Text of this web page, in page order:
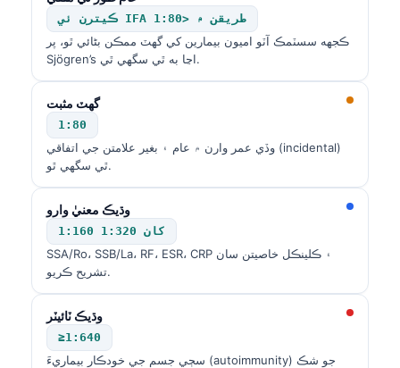
ڪيترن ئي IFA طريقن ۾ <1:80
ڪجهه سسٽمڪ آٽو اميون بيمارين کي گهٽ ممڪن بڻائي ٿو، پر
Sjögren’s اڃا به ٿي سگهي ٿي.
گهٽ مثبت
1:80
وڏي عمر وارن ۾ عام ۽ بغير علامتن جي اتفاقي (incidental)
ٿي سگهي ٿو.
وڌيڪ معنيٰ وارو
1:160 کان 1:320
SSA/Ro، SSB/La، RF، ESR، CRP ۽ ڪلينڪل خاصيتن سان
تشريح ڪريو.
وڌيڪ ٽائيٽر
≥1:640
سڄي جسم جي خودڪار بيماريءَ (autoimmunity) جو شڪ